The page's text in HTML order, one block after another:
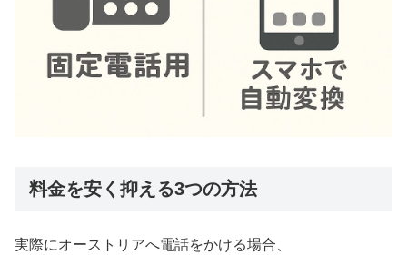
料金を安く抑える3つの方法
実際にオーストリアへ電話をかける場合、